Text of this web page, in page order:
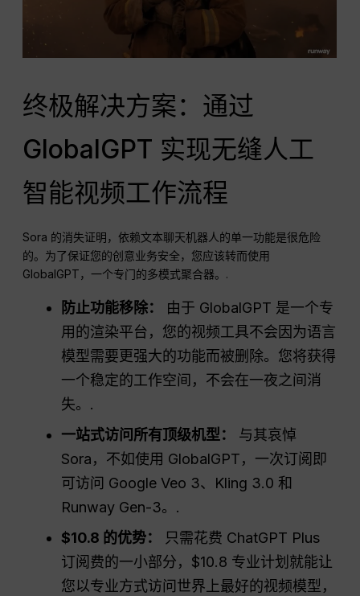
终极解决方案：通过
GlobalGPT 实现无缝人工
智能视频工作流程
Sora 的消失证明，依赖文本聊天机器人的单一功能是很危险
的。为了保证您的创意业务安全，您应该转而使用
GlobalGPT，一个专门的多模式聚合器。.
防止功能移除：
由于 GlobalGPT 是一个专
用的渲染平台，您的视频工具不会因为语言
模型需要更强大的功能而被删除。您将获得
一个稳定的工作空间，不会在一夜之间消
失。.
一站式访问所有顶级机型：
与其哀悼
Sora，不如使用 GlobalGPT，一次订阅即
可访问 Google Veo 3、Kling 3.0 和
Runway Gen-3。.
$10.8 的优势：
只需花费 ChatGPT Plus
订阅费的一小部分，$10.8 专业计划就能让
您以专业方式访问世界上最好的视频模型，